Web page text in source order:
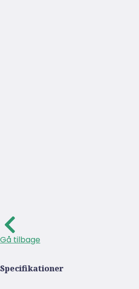
Gå tilbage
Specifikationer